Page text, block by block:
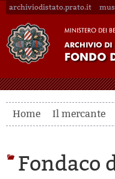
archiviodistato.prato.it
Home Il mercante
Fondaco